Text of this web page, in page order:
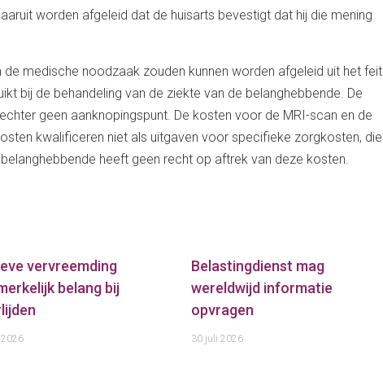
worden afgeleid dat de huisarts bevestigt dat hij die mening
medische noodzaak zouden kunnen worden afgeleid uit het feit
bij de behandeling van de ziekte van de belanghebbende. De
geen aanknopingspunt. De kosten voor de MRI-scan en de
kwalificeren niet als uitgaven voor specifieke zorgkosten, die
heeft geen recht op aftrek van deze kosten.
vervreemding
belang bij
Belastingdienst mag
wereldwijd informatie
opvragen
30 juli 2026